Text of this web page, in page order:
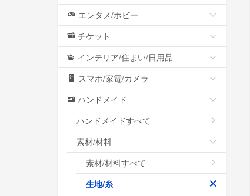
エンタメ/ホビー
チケット
インテリア/住まい/日用品
スマホ/家電/カメラ
ハンドメイド
ハンドメイドすべて
素材/材料
素材/材料すべて
生地/糸